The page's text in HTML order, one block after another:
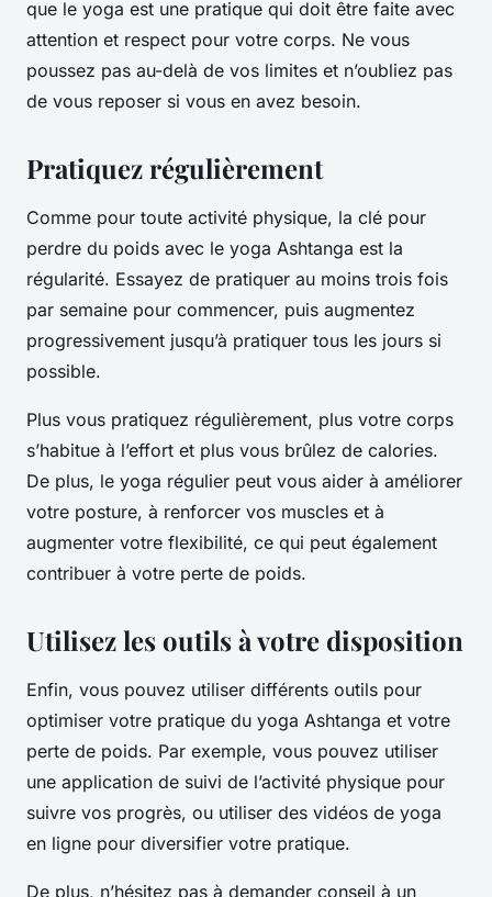
que le yoga est une pratique qui doit être faite avec
attention et respect pour votre corps. Ne vous
poussez pas au-delà de vos limites et n’oubliez pas
de vous reposer si vous en avez besoin.
Pratiquez régulièrement
Comme pour toute activité physique, la clé pour
perdre du poids avec le yoga Ashtanga est la
régularité. Essayez de pratiquer au moins trois fois
par semaine pour commencer, puis augmentez
progressivement jusqu’à pratiquer tous les jours si
possible.
Plus vous pratiquez régulièrement, plus votre corps
s’habitue à l’effort et plus vous brûlez de calories.
De plus, le yoga régulier peut vous aider à améliorer
votre posture, à renforcer vos muscles et à
augmenter votre flexibilité, ce qui peut également
contribuer à votre perte de poids.
Utilisez les outils à votre disposition
Enfin, vous pouvez utiliser différents outils pour
optimiser votre pratique du yoga Ashtanga et votre
perte de poids. Par exemple, vous pouvez utiliser
une application de suivi de l’activité physique pour
suivre vos progrès, ou utiliser des vidéos de yoga
en ligne pour diversifier votre pratique.
De plus, n’hésitez pas à demander conseil à un